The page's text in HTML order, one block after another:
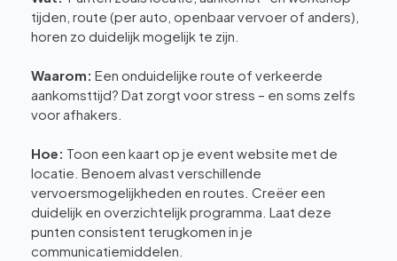
tijden, route (per auto, openbaar vervoer of anders),
horen zo duidelijk mogelijk te zijn.
Waarom: Een onduidelijke route of verkeerde
aankomsttijd? Dat zorgt voor stress – en soms zelfs
voor afhakers.
Hoe: Toon een kaart op je event website met de
locatie. Benoem alvast verschillende
vervoersmogelijkheden en routes. Creëer een
duidelijk en overzichtelijk programma. Laat deze
punten consistent terugkomen in je
communicatiemiddelen.